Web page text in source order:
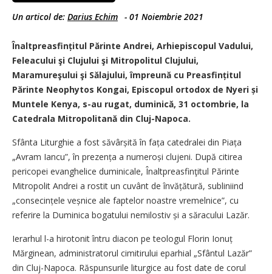
Un articol de: Darius Echim - 01 Noiembrie 2021
Înaltpreasfințitul Părinte Andrei, Arhiepiscopul Vadului,
Feleacului şi Clujului şi Mitropolitul Clujului,
Maramureşului şi Sălajului, împreună cu Preasfințitul
Părinte Neophytos Kongai, Episcopul ortodox de Nyeri și
Muntele Kenya, s-au rugat, duminică, 31 octombrie, la
Catedrala Mitropolitană din Cluj-Napoca.
Sfânta Liturghie a fost săvârșită în fața catedralei din Piața
„Avram Iancu”, în prezența a numeroși clujeni. După citirea
pericopei evanghelice duminicale, Înaltprea­sfinţitul Părinte
Mitropolit Andrei a rostit un cuvânt de învățătură, subliniind
„consecințele veșnice ale faptelor noastre vremelnice”, cu
referire la Duminica bogatului nemilostiv și a săracului Lazăr.
Ierarhul l-a hirotonit întru diacon pe teologul Florin Ionuț
Mărginean, administratorul cimitirului eparhial „Sfântul Lazăr”
din Cluj-Napoca. Răspunsurile liturgice au fost date de corul